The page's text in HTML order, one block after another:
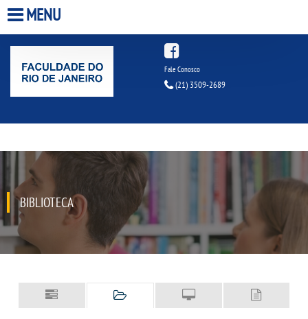
INFRAESTRUTURA
MENU
Fale Conosco
(21) 3509-2689
BIBLIOTECA